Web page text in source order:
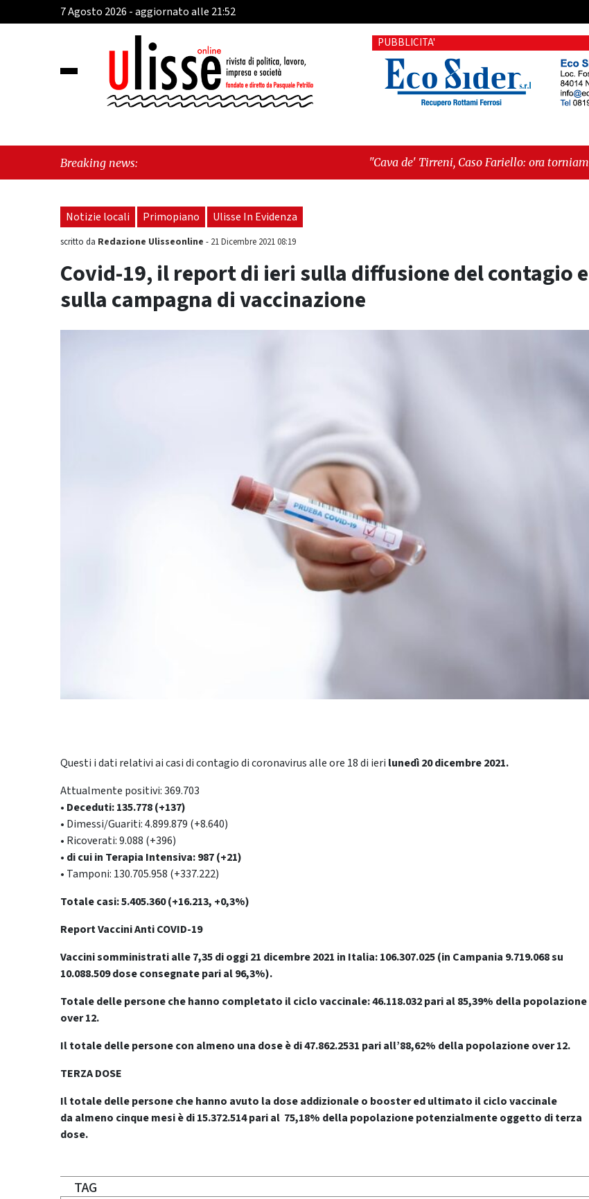
7 Agosto 2026 - aggiornato alle 21:52
PUBBLICITA'
Breaking news: "Cava de' Tirreni, Caso Fariello: ora torniamo ai problemi veri"
perché esiste"
Notizie locali Primopiano Ulisse In Evidenza
scritto da Redazione Ulisseonline - 21 Dicembre 2021 08:19
Covid-19, il report di ieri sulla diffusione del contagio e
sulla campagna di vaccinazione
Questi i dati relativi ai casi di contagio di coronavirus alle ore 18 di ieri lunedì 20 dicembre2021.
Attualmente positivi: 369.703
• Deceduti: 135.778 (+137)
• Dimessi/Guariti: 4.899.879 (+8.640)
• Ricoverati: 9.088 (+396)
• di cui in Terapia Intensiva: 987 (+21)
• Tamponi: 130.705.958 (+337.222)
Totale casi: 5.405.360 (+16.213, +0,3%)
Report Vaccini Anti COVID-19
Vaccini somministrati alle 7,35 di oggi 21 dicembre 2021 in Italia: 106.307.025(in Campania 9.719.068 su
10.088.509 dose consegnate pari al 96,3%).
Totale delle persone che hanno completato il ciclo vaccinale: 46.118.032 pari al 85,39% della popolazione
over 12.
Il totale delle persone con almeno una dose è di 47.862.2531 pari all’88,62% della popolazione over 12.
TERZA DOSE
Il totale delle persone che hanno avuto la dose addizionale o booster ed ultimato il ciclo vaccinale
da almeno cinque mesiè di 15.372.514 pari al 75,18% della popolazione potenzialmente oggetto di terza
dose.
TAG